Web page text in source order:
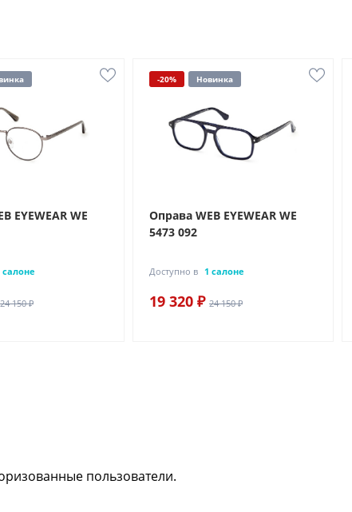
EYEWEAR WE
салоне
24 150 ₽
-20% Новинка
Оправа WEB EYEWEAR WE
5473 092
Доступно в 1 салоне
19 320 ₽ 24 150 ₽
пользователи.